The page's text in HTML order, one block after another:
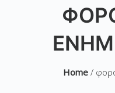
Home /